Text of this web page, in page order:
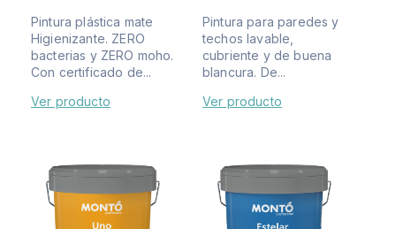
Pintura plástica mate
Higienizante. ZERO
bacterias y ZERO moho.
Con certificado de...
Ver producto
Pintura para paredes y
techos lavable,
cubriente y de buena
blancura. De...
Ver producto